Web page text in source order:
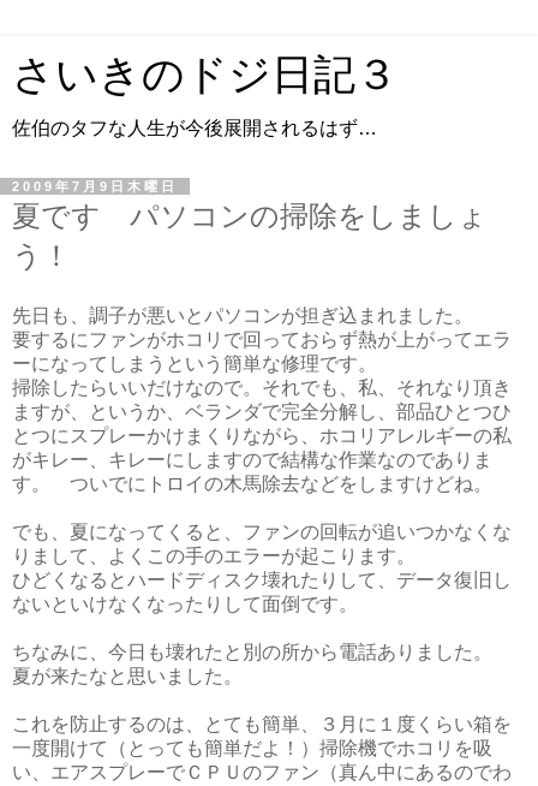
さいきのドジ日記３
佐伯のタフな人生が今後展開されるはず…
2009年7月9日木曜日
夏です パソコンの掃除をしましょ
う！
先日も、調子が悪いとパソコンが担ぎ込まれました。
要するにファンがホコリで回っておらず熱が上がってエラ
ーになってしまうという簡単な修理です。
掃除したらいいだけなので。それでも、私、それなり頂き
ますが、というか、ベランダで完全分解し、部品ひとつひ
とつにスプレーかけまくりながら、ホコリアレルギーの私
がキレー、キレーにしますので結構な作業なのでありま
す。 ついでにトロイの木馬除去などをしますけどね。
でも、夏になってくると、ファンの回転が追いつかなくな
りまして、よくこの手のエラーが起こります。
ひどくなるとハードディスク壊れたりして、データ復旧し
ないといけなくなったりして面倒です。
ちなみに、今日も壊れたと別の所から電話ありました。
夏が来たなと思いました。
これを防止するのは、とても簡単、３月に１度くらい箱を
一度開けて（とっても簡単だよ！）掃除機でホコリを吸
い、エアスプレーでＣＰＵのファン（真ん中にあるのでわ